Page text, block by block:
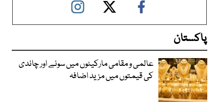
پاکستان
عالمی و مقامی مارکیٹوں میں سونے اور چاندی
کی قیمتوں میں مزید اضافہ